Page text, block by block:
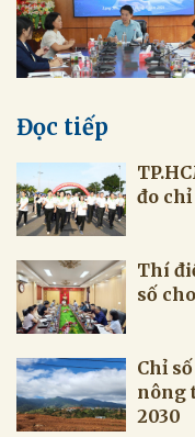
Đọc tiếp
đo
Thí
số
Chỉ
nông
2030